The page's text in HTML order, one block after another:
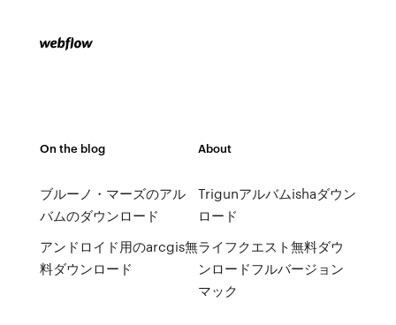
On the blog
ブルーノ・マーズのアル
バムのダウンロード
アンドロイド用のarcgis無
料ダウンロード
About
Trigunアルバムishaダウン
ロード
ライフクエスト無料ダウ
ンロードフルバージョン
マック